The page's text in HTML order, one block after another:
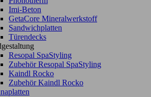
Imi-Beton
GetaCore Mineralwerkstoff
Sandwichplatten
Türendecks
Resopal SpaStyling
Zubehör Resopal SpaStyling
Kaindl Rocko
Zubehör Kaindl Rocko